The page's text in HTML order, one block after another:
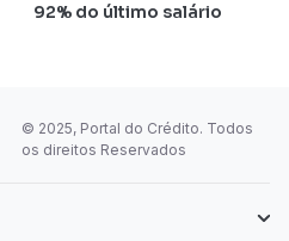
92% do último salário
© 2025, Portal do Crédito. Todos
os direitos Reservados